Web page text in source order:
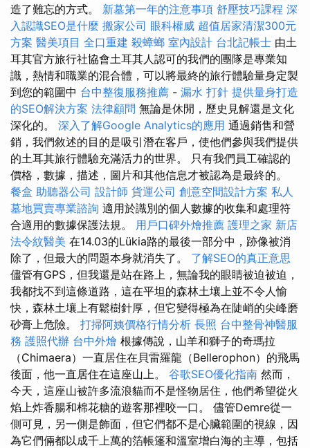
造了難忘的方式。 新墓第一年的注意事項 舒壓技巧課程 深
入認識SEO是什麼 搬家公司 眼科權威 超值居家清潔300元
方案 醫美項目 全口重建 殺蟑螂 室內設計 台北記帳士 由土
耳其官方旅行社協會土耳其人認可的我們的團隊是專業知
識，熱情和職業的混合體，可以將最終的旅行體驗量身定製
到您的範圍中 台中整復服務推薦 - 漏水 打針 提供量身打造
的SEO解決方案 法律顧問 無論是休閒，歷史見解還是文化
深化的。 深入了解Google Analytics的應用 通過銷售和營
銷，我們敘述的目的是吸引潛在客戶，使他們參與我們提供
的土耳其旅行體驗充滿活力的世界。 只有我們員工確認的
價格，數據，描述，圖片和其他信息才被認為是最終的。
餐盒 助聽器公司 設計師 貨運公司 創意空間設計方案 私人
墓地買賣專業諮詢 適用於識別的個人數據的收集和處理符
合適用的數據保護法規。 用戶口碑外燴推薦 護理之家 新店
法令紋醫美 在14.03的Lükia路的最後一部分中，跡像被消
除了，但最大的問題本身就消失了。 了解SEO的真正意思
儘管有GPS，但我還是站在路上，無論我的眼睛被迫被迫，
我都找不到這條道路，這在平坦的森林土壤上並不令人愉
快，森林土壤上有鬆樹針厚，但它變得極為在陡峭的尖峰磨
砂膏上危險。 打掃阿姨價格行情分析 長照 台中整骨神醫服
務 護照代辦 台中外燴 根據傳說，山羊和獅子的奇瑪拉
（Chimaera）一直居住在貝雷羅龍（Bellerophon）的飛馬
後面，他一直居住在這座山上。 谷歌SEO優化指南 然而，
今天，這座山被許多流浪貓而不是怪物居住，他們希望從火
焰上炸香腸和棉花糖的遊客那裡咬一口。 儘管Demre從一
側可見，另一側是飾面，但它們都不是心臟範圍的視線，因
為它們倆都以成千上萬的箔帳篷和溫室增白海的主導，包括